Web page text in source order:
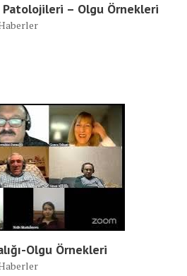
Patolojileri – Olgu Örnekleri
Olgu Örnekleri